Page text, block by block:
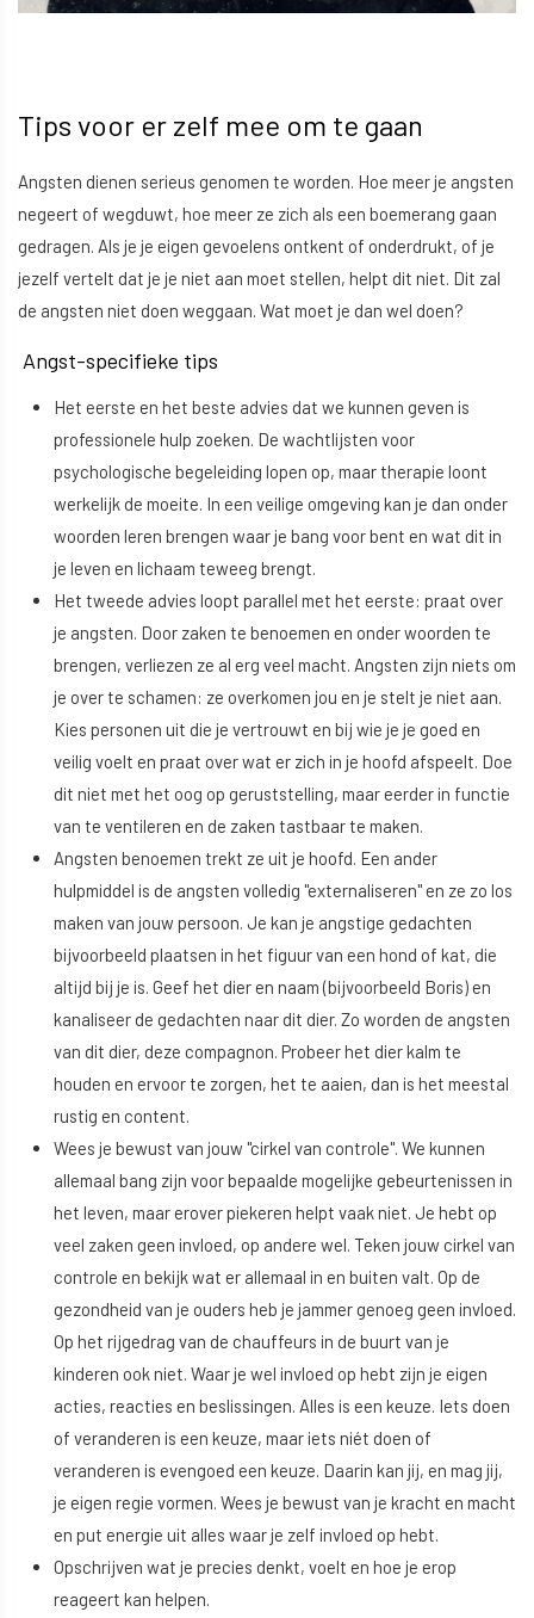
Tips voor er zelf mee om te gaan
Angsten dienen serieus genomen te worden. Hoe meer je angsten
negeert of wegduwt, hoe meer ze zich als een boemerang gaan
gedragen. Als je je eigen gevoelens ontkent of onderdrukt, of je
jezelf vertelt dat je je niet aan moet stellen, helpt dit niet. Dit zal
de angsten niet doen weggaan. Wat moet je dan wel doen?
Angst-specifieke tips
Het eerste en het beste advies dat we kunnen geven is
professionele hulp zoeken. De wachtlijsten voor
psychologische begeleiding lopen op, maar therapie loont
werkelijk de moeite. In een veilige omgeving kan je dan onder
woorden leren brengen waar je bang voor bent en wat dit in
je leven en lichaam teweeg brengt.
Het tweede advies loopt parallel met het eerste: praat over
je angsten. Door zaken te benoemen en onder woorden te
brengen, verliezen ze al erg veel macht. Angsten zijn niets om
je over te schamen: ze overkomen jou en je stelt je niet aan.
Kies personen uit die je vertrouwt en bij wie je je goed en
veilig voelt en praat over wat er zich in je hoofd afspeelt. Doe
dit niet met het oog op geruststelling, maar eerder in functie
van te ventileren en de zaken tastbaar te maken.
Angsten benoemen trekt ze uit je hoofd. Een ander
hulpmiddel is de angsten volledig "externaliseren" en ze zo los
maken van jouw persoon. Je kan je angstige gedachten
bijvoorbeeld plaatsen in het figuur van een hond of kat, die
altijd bij je is. Geef het dier en naam (bijvoorbeeld Boris) en
kanaliseer de gedachten naar dit dier. Zo worden de angsten
van dit dier, deze compagnon. Probeer het dier kalm te
houden en ervoor te zorgen, het te aaien, dan is het meestal
rustig en content.
Wees je bewust van jouw "cirkel van controle". We kunnen
allemaal bang zijn voor bepaalde mogelijke gebeurtenissen in
het leven, maar erover piekeren helpt vaak niet. Je hebt op
veel zaken geen invloed, op andere wel. Teken jouw cirkel van
controle en bekijk wat er allemaal in en buiten valt. Op de
gezondheid van je ouders heb je jammer genoeg geen invloed.
Op het rijgedrag van de chauffeurs in de buurt van je
kinderen ook niet. Waar je wel invloed op hebt zijn je eigen
acties, reacties en beslissingen. Alles is een keuze. Iets doen
of veranderen is een keuze, maar iets niét doen of
veranderen is evengoed een keuze. Daarin kan jij, en mag jij,
je eigen regie vormen. Wees je bewust van je kracht en macht
en put energie uit alles waar je zelf invloed op hebt.
Opschrijven wat je precies denkt, voelt en hoe je erop
reageert kan helpen.